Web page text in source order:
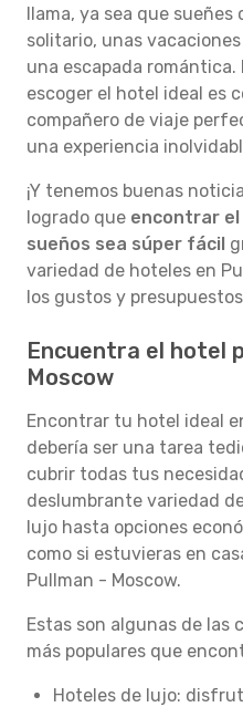
llama, ya sea que
solitario, unas
una escapada romántica.
escoger el hotel ideal es
compañero de viaje
una experiencia
¡Y tenemos buenas
logrado que encontrar
sueños sea súper fácil
variedad de hoteles en
los gustos y
Encuentra el hotel
Moscow
Encontrar tu hotel ideal
debería ser una tarea
cubrir todas tus
deslumbrante variedad
lujo hasta opciones
como si estuvieras en
Pullman - Moscow.
Estas son algunas de las
más populares que
Hoteles de lujo: